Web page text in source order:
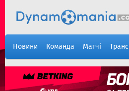
Новини Команда Матчі